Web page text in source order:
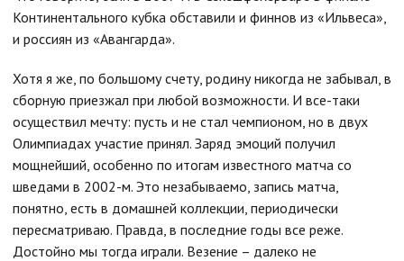
Континентального кубка обставили и финнов из «Ильвеса»,
и россиян из «Авангарда».
Хотя я же, по большому счету, родину никогда не забывал, в
сборную приезжал при любой возможности. И все-таки
осуществил мечту: пусть и не стал чемпионом, но в двух
Олимпиадах участие принял. Заряд эмоций получил
мощнейший, особенно по итогам известного матча со
шведами в 2002-м. Это незабываемо, запись матча,
понятно, есть в домашней коллекции, периодически
пересматриваю. Правда, в последние годы все реже.
Достойно мы тогда играли. Везение – далеко не